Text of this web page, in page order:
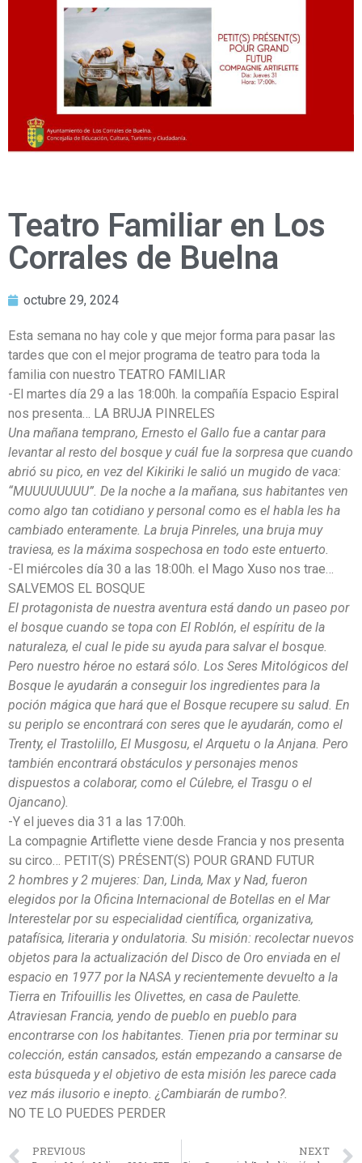
Teatro Familiar en Los
Corrales de Buelna
octubre 29, 2024
Esta semana no hay cole y que mejor forma para pasar las
tardes que con el mejor programa de teatro para toda la
familia con nuestro TEATRO FAMILIAR
-El martes día 29 a las 18:00h. la compañía Espacio Espiral
nos presenta… LA BRUJA PINRELES
Una mañana temprano, Ernesto el Gallo fue a cantar para
levantar al resto del bosque y cuál fue la sorpresa que cuando
abrió su pico, en vez del Kikiriki le salió un mugido de vaca:
“MUUUUUUUU”. De la noche a la mañana, sus habitantes ven
como algo tan cotidiano y personal como es el habla les ha
cambiado enteramente. La bruja Pinreles, una bruja muy
traviesa, es la máxima sospechosa en todo este entuerto.
-El miércoles día 30 a las 18:00h. el Mago Xuso nos trae…
SALVEMOS EL BOSQUE
El protagonista de nuestra aventura está dando un paseo por
el bosque cuando se topa con El Roblón, el espíritu de la
naturaleza, el cual le pide su ayuda para salvar el bosque.
Pero nuestro héroe no estará sólo. Los Seres Mitológicos del
Bosque le ayudarán a conseguir los ingredientes para la
poción mágica que hará que el Bosque recupere su salud. En
su periplo se encontrará con seres que le ayudarán, como el
Trenty, el Trastolillo, El Musgosu, el Arquetu o la Anjana. Pero
también encontrará obstáculos y personajes menos
dispuestos a colaborar, como el Cúlebre, el Trasgu o el
Ojancano).
-Y el jueves dia 31 a las 17:00h.
La compagnie Artiflette viene desde Francia y nos presenta
su circo… PETIT(S) PRÉSENT(S) POUR GRAND FUTUR
2 hombres y 2 mujeres: Dan, Linda, Max y Nad, fueron
elegidos por la Oficina Internacional de Botellas en el Mar
Interestelar por su especialidad científica, organizativa,
patafísica, literaria y ondulatoria. Su misión: recolectar nuevos
objetos para la actualización del Disco de Oro enviada en el
espacio en 1977 por la NASA y recientemente devuelto a la
Tierra en Trifouillis les Olivettes, en casa de Paulette.
Atraviesan Francia, yendo de pueblo en pueblo para
encontrarse con los habitantes. Tienen pria por terminar su
colección, están cansados, están empezando a cansarse de
esta búsqueda y el objetivo de esta misión les parece cada
vez más ilusorio e inepto. ¿Cambiarán de rumbo?.
NO TE LO PUEDES PERDER
PREVIOUS NEXT